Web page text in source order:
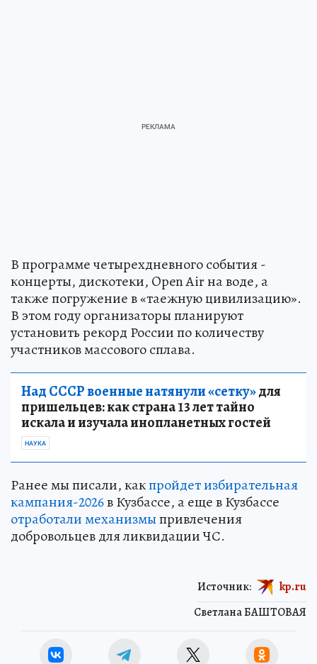
В программе четырехдневного события -
концерты, дискотеки, Open Air на воде, а
также погружение в «таежную цивилизацию».
В этом году организаторы планируют
установить рекорд России по количеству
участников массового сплава.
Над СССР военные натянули «сетку»для
пришельцев: как страна 13 лет тайно
искала и изучала инопланетных гостей
НАУКА
Ранее мы писали, какпройдет избирательная
кампания-2026в Кузбассе, а еще в Кузбассе
отработали механизмыпривлечения
добровольцев для ликвидации ЧС.
Светлана БАШТОВАЯ
Источник: kp.ru